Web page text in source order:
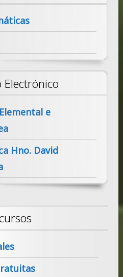
Electrónico
e
Hno. David